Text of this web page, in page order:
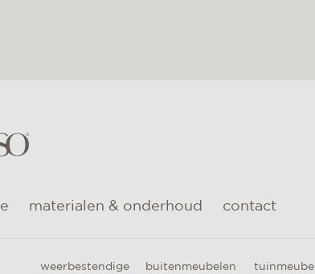
materialen & onderhoud contact
weerbestendige buitenmeubelen tuinmeubel